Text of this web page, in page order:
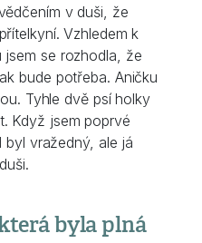
v duši, že
Vzhledem k
jsem se rozhodla, že
bude potřeba. Aničku
Tyhle dvě psí holky
Když jsem poprvé
byl vražedný, ale já
byla plná